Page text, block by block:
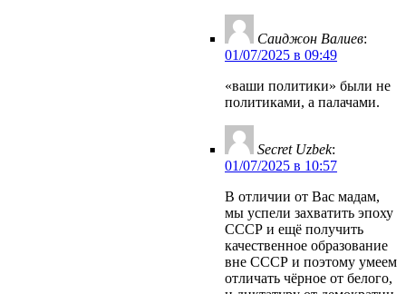
Саиджон Валиев:
01/07/2025 в 09:49
«ваши политики» были не
политиками, а палачами.
Secret Uzbek:
01/07/2025 в 10:57
В отличии от Вас мадам,
мы успели захватить эпоху
СССР и ещё получить
качественное образование
вне СССР и поэтому умеем
отличать чёрное от белого,